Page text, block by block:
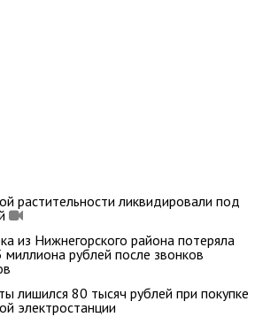
растительности ликвидировали под
из Нижнегорского района потеряла
рублей после звонков
лишился 80 тысяч рублей при покупке
электростанции